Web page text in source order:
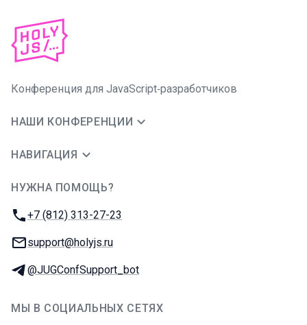
Конференция для JavaScript‑разработчиков
НАШИ КОНФЕРЕНЦИИ
НАВИГАЦИЯ
НУЖНА ПОМОЩЬ?
Телефон:
+7 (812) 313-27-23
E-mail:
support@holyjs.ru
Телеграм:
@JUGConfSupport_bot
МЫ В СОЦИАЛЬНЫХ СЕТЯХ